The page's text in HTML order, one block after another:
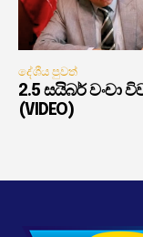
දේශීය පුවත්
2.5 සයිබර් වංචා
(VIDEO)